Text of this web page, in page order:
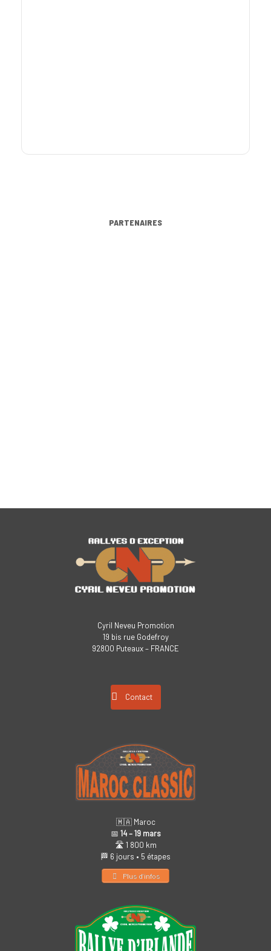
PARTENAIRES
Cyril Neveu Promotion
19 bis rue Godefroy
92800 Puteaux – FRANCE
Contact
🇲🇦 Maroc
📅 14 – 19 mars
🛣️ 1 800 km
🏁 6 jours • 5 étapes
Plus d’infos